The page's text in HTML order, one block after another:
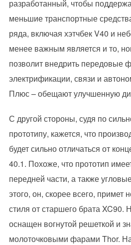
разработанный, чтобы
меньшие транспортные
ряда, включая хэтчбек V40 и
менее важным является и то,
позволит внедрить передовые
электрификации, связи и
Плюс – обещают улучшенную
С другой стороны, судя по
прототипу, кажется, что
будет сильно отличаться от
40.1. Похоже, что прототип
передней части, а также
этого, он, скорее всего, примет
стиля от старшего брата XC90.
оснащен вогнутой решеткой и
молоточковыми фарами Thor.